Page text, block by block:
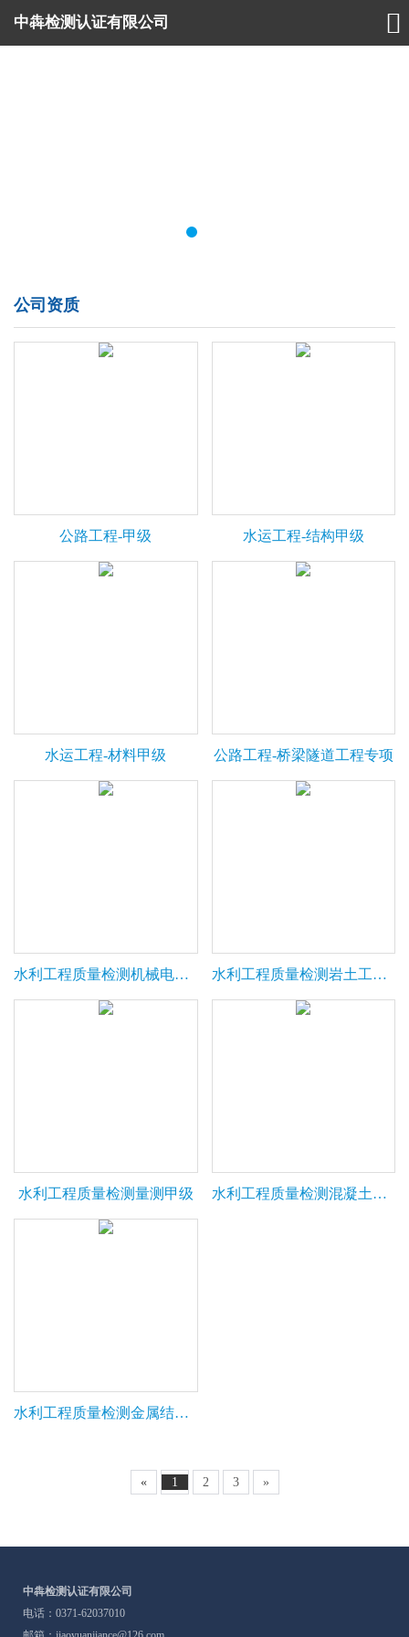
中犇检测认证有限公司 
公司资质
公路工程-甲级 水运工程-结构甲级
水运工程-材料甲级 公路工程-桥梁隧道工程专项
水利工程质量检测机械电气乙级 水利工程质量检测岩土工程甲级
水利工程质量检测量测甲级 水利工程质量检测混凝土工程甲级
水利工程质量检测金属结构甲级
« 1 2 3 »
中犇检测认证有限公司
电话：0371-62037010